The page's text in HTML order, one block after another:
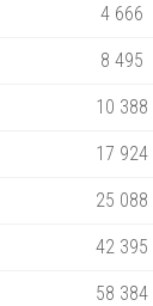
4 666
8 495
10 388
17 924
25 088
42 395
58 384